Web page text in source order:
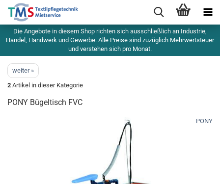
Die Angebote in diesem Shop richten sich ausschließlich an Industrie,
Handel, Handwerk und Gewerbe. Alle Preise sind zuzüglich Mehrwertsteuer
und verstehen sich pro Monat.
weiter »
2 Artikel in dieser Kategorie
PONY Bügeltisch FVC
PONY